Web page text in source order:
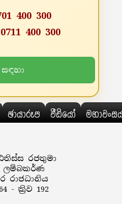
400 300
0711 400 300
ඡායාරූප වීඩියෝ
රජතුමා
ලම්බකර්ණ
රාජධානිය
- ක්‍රිව 192